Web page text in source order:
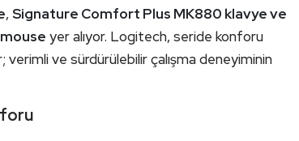
, Signature Comfort Plus MK880 klavye ve
yer alıyor. Logitech, seride konforu
verimli ve sürdürülebilir çalışma deneyiminin